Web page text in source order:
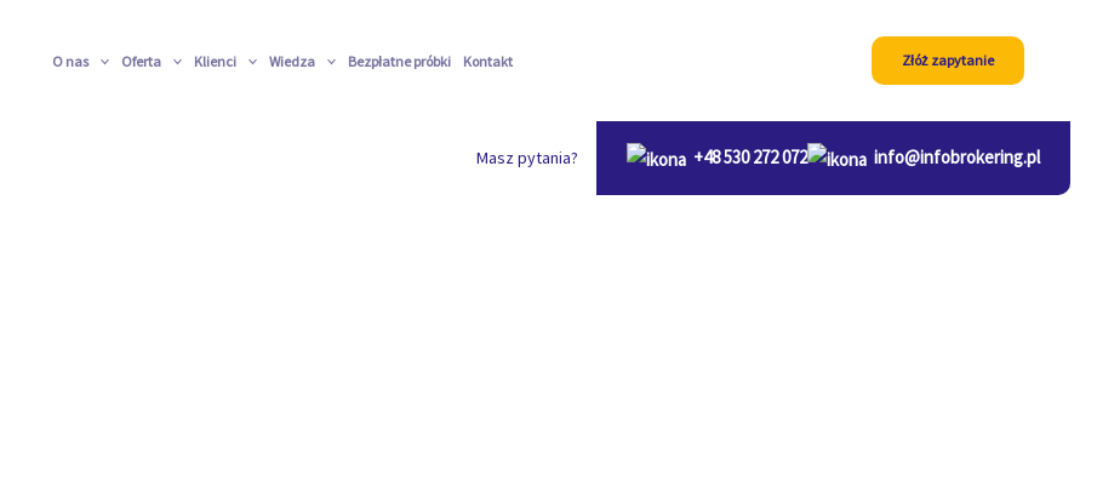
O nas Oferta Klienci Wiedza Bezpłatne próbki Kontakt Złóż zapytanie
Masz pytania? +48 530 272 072 info@infobrokering.pl